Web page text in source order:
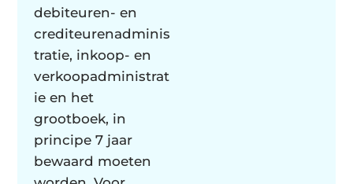
debiteuren- en
crediteurenadminis
tratie, inkoop- en
verkoopadministrat
ie en het
grootboek, in
principe 7 jaar
bewaard moeten